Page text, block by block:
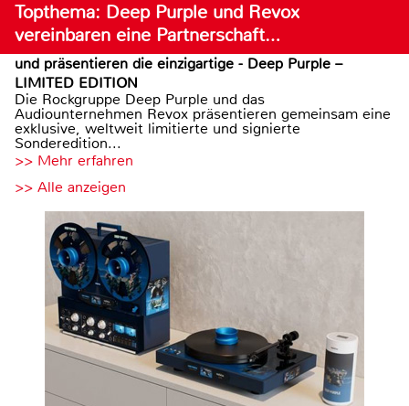
Topthema: Deep Purple und Revox
vereinbaren eine Partnerschaft…
und präsentieren die einzigartige - Deep Purple –
LIMITED EDITION
Die Rockgruppe Deep Purple und das
Audiounternehmen Revox präsentieren gemeinsam eine
exklusive, weltweit limitierte und signierte
Sonderedition...
>> Mehr erfahren
>> Alle anzeigen